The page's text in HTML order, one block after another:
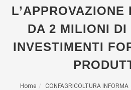
L’APPROVAZIONE
DA 2 MILIONI DI
INVESTIMENTI
Home CONFAGRICOLTURA INFORMA